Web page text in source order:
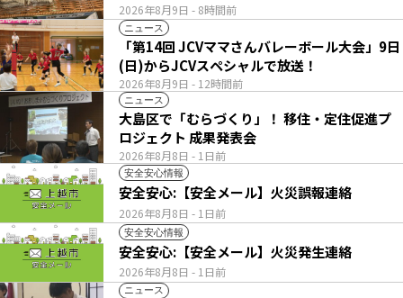
2026年8月9日 - 8時間前
ニュース
2026年8月9日 - 12時間前
「第14回 JCVママさんバレーボール大会」9日
(日)からJCVスペシャルで放送！
ニュース
2026年8月8日 - 1日前
大島区で「むらづくり」！ 移住・定住促進プ
ロジェクト 成果発表会
安全安心情報
2026年8月8日 - 1日前
安全安心:【安全メール】火災誤報連絡
安全安心情報
2026年8月8日 - 1日前
安全安心:【安全メール】火災発生連絡
ニュース